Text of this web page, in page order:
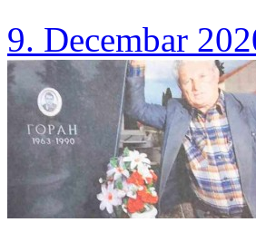
9. Decembar